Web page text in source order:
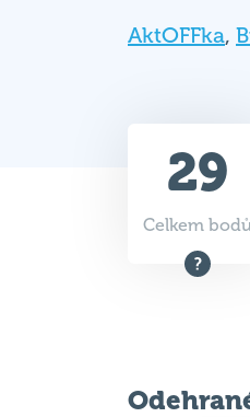
AktOFFka,
29
Celkem